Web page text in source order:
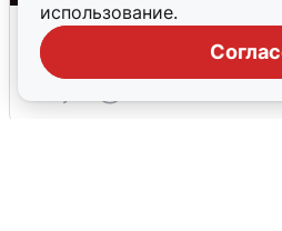
использование.
Взрывы в Воронеже
тревоги